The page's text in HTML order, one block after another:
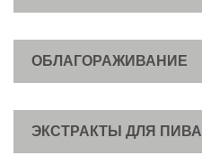
ОБЛАГОРАЖИВАНИЕ
ЭКСТРАКТЫ ДЛЯ ПИВА